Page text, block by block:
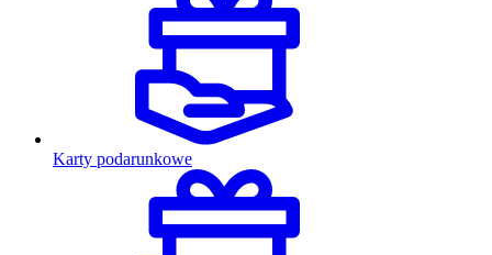
Karty podarunkowe